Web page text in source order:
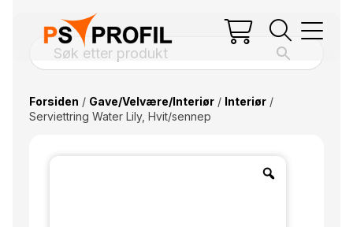
Forsiden / Gave/Velvære/Interiør/ Interiør/
Serviettring Water Lily, Hvit/sennep